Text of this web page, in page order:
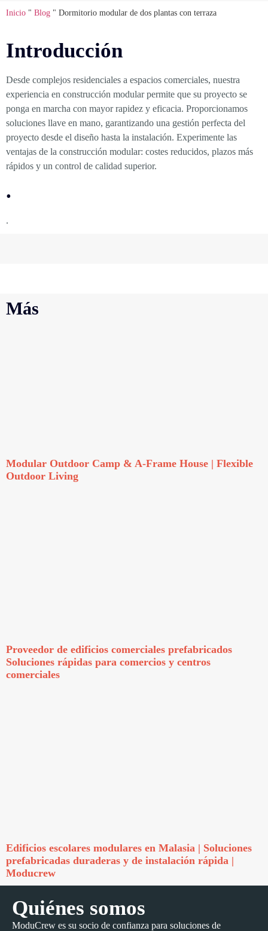
Inicio " Blog " Dormitorio modular de dos plantas con terraza
Introducción
Desde complejos residenciales a espacios comerciales, nuestra
experiencia en construcción modular permite que su proyecto se
ponga en marcha con mayor rapidez y eficacia. Proporcionamos
soluciones llave en mano, garantizando una gestión perfecta del
proyecto desde el diseño hasta la instalación. Experimente las
ventajas de la construcción modular: costes reducidos, plazos más
rápidos y un control de calidad superior.
.
.
Más
Modular Outdoor Camp & A-Frame House | Flexible
Outdoor Living
Proveedor de edificios comerciales prefabricados
Soluciones rápidas para comercios y centros
comerciales
Edificios escolares modulares en Malasia | Soluciones
prefabricadas duraderas y de instalación rápida |
Moducrew
Quiénes somos
ModuCrew es su socio de confianza para soluciones de